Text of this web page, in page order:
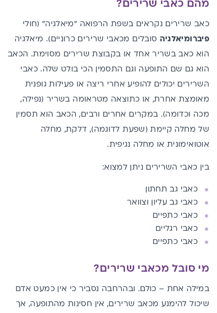
מהם כאבי שרירים?
כאב שרירים נקראים בשפת הרפואה "מיאלגיה" (חולי
פיברומיאלגיה סובלים מכאבי שרירים כרוניים). מיאלגיה
הוא כאב בשריר אחד או בקבוצת שרירים מסוימת. הכאב
הוא גם שם התופעה וגם התסמין הכי בולט שלה. כאבי
השרירים יכולים להופיע אחרי ריצה או פעילות גופנית
מאומצת אחרת, או כתוצאה מטראומה בשריר (נפילה,
מכה וכדומה). במקרים אחרים ורבים, הכאב הוא תסמין
של מחלה קיימת (שפעת לדוגמה), דלקת, מחלה
אוטואימונית או מחלה נגיפית.
בין כאבי השרירים ניתן למצוא:
כאבי גב תחתון
כאבי גב עליון וצוואר
כאבי כתפיים
כאבי רגליים
כאבי כתפיים
מי סובל מכאבי שרירים?
במילה אחת – כולם. ובהרחבה נסביר כי אין כמעט אדם
שיכול להימנע מכאב שרירים, אין חסינות מהתופעה, אך